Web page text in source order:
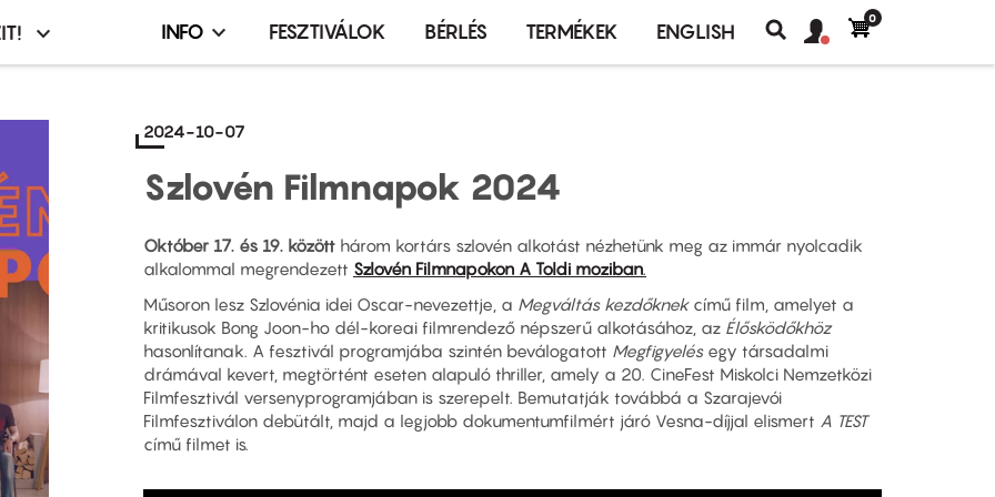
Infó,
terembérlés
menü
INFO FESZTIVÁLOK BÉRLÉS TERMÉKEK ENGLISH
Keresés
fiók
Felhasználói
0
2024-10-07
Szlovén Filmnapok 2024
Október 17. és 19. között három kortárs szlovén alkotást nézhetünk meg az immár nyolcadik
alkalommal megrendezett Szlovén Filmnapokon A Toldi moziban.
Műsoron lesz Szlovénia idei Oscar-nevezettje, a Megváltás kezdőknekcímű film, amelyet a
kritikusok Bong Joon-ho dél-koreai filmrendező népszerű alkotásához, az Élősködőkhöz
hasonlítanak. A fesztivál programjába szintén beválogatott Megfigyelésegy társadalmi
drámával kevert, megtörtént eseten alapuló thriller, amely a 20. CineFest Miskolci Nemzetközi
Filmfesztivál versenyprogramjában is szerepelt. Bemutatják továbbá a Szarajevói
Filmfesztiválon debütált, majd a legjobb dokumentumfilmért járó Vesna-díjjal elismert A TEST
című filmet is.